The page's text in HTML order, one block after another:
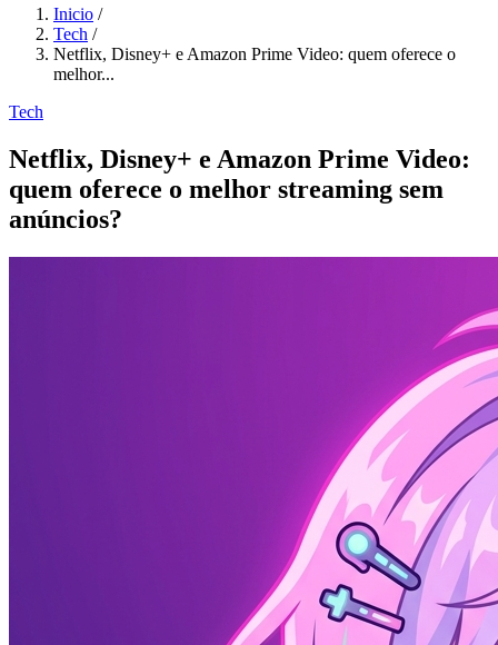
Inicio /
Tech /
Netflix, Disney+ e Amazon Prime Video: quem oferece o
melhor...
Tech
Netflix, Disney+ e Amazon Prime Video:
quem oferece o melhor streaming sem
anúncios?